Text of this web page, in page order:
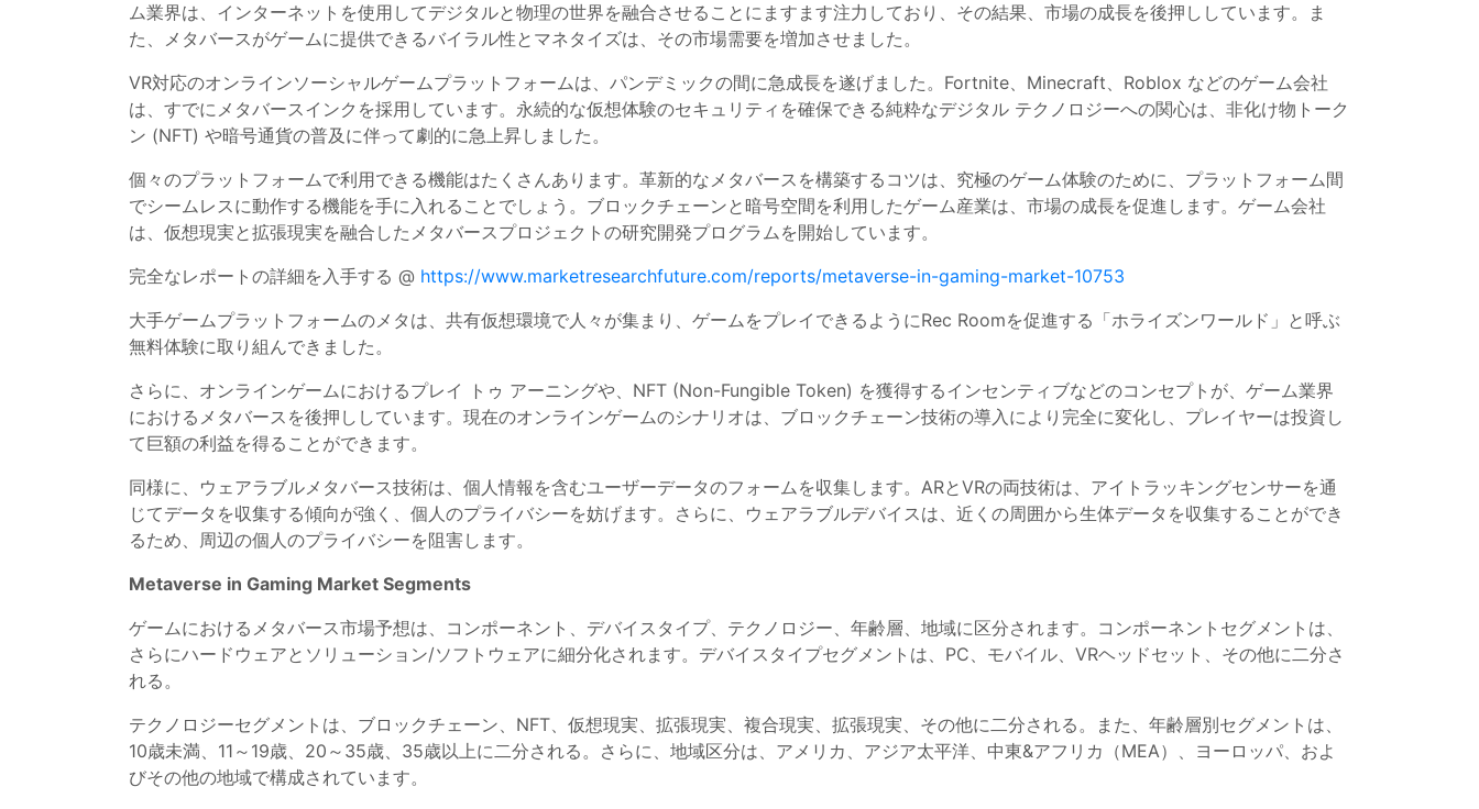
ム業界は、インターネットを使用してデジタルと物理の世界を融合させることにますます注力しており、その結果、市場の成長を後押ししています。ま
た、メタバースがゲームに提供できるバイラル性とマネタイズは、その市場需要を増加させました。
VR対応のオンラインソーシャルゲームプラットフォームは、パンデミックの間に急成長を遂げました。Fortnite、Minecraft、Roblox などのゲーム会社
は、すでにメタバースインクを採用しています。永続的な仮想体験のセキュリティを確保できる純粋なデジタル テクノロジーへの関心は、非化け物トーク
ン (NFT) や暗号通貨の普及に伴って劇的に急上昇しました。
個々のプラットフォームで利用できる機能はたくさんあります。革新的なメタバースを構築するコツは、究極のゲーム体験のために、プラットフォーム間
でシームレスに動作する機能を手に入れることでしょう。ブロックチェーンと暗号空間を利用したゲーム産業は、市場の成長を促進します。ゲーム会社
は、仮想現実と拡張現実を融合したメタバースプロジェクトの研究開発プログラムを開始しています。
完全なレポートの詳細を入手する @ https://www.marketresearchfuture.com/reports/metaverse-in-gaming-market-10753
大手ゲームプラットフォームのメタは、共有仮想環境で人々が集まり、ゲームをプレイできるようにRec Roomを促進する「ホライズンワールド」と呼ぶ
無料体験に取り組んできました。
さらに、オンラインゲームにおけるプレイ トゥ アーニングや、NFT (Non-Fungible Token) を獲得するインセンティブなどのコンセプトが、ゲーム業界
におけるメタバースを後押ししています。現在のオンラインゲームのシナリオは、ブロックチェーン技術の導入により完全に変化し、プレイヤーは投資し
て巨額の利益を得ることができます。
同様に、ウェアラブルメタバース技術は、個人情報を含むユーザーデータのフォームを収集します。ARとVRの両技術は、アイトラッキングセンサーを通
じてデータを収集する傾向が強く、個人のプライバシーを妨げます。さらに、ウェアラブルデバイスは、近くの周囲から生体データを収集することができ
るため、周辺の個人のプライバシーを阻害します。
Metaverse in Gaming Market Segments
ゲームにおけるメタバース市場予想は、コンポーネント、デバイスタイプ、テクノロジー、年齢層、地域に区分されます。コンポーネントセグメントは、
さらにハードウェアとソリューション/ソフトウェアに細分化されます。デバイスタイプセグメントは、PC、モバイル、VRヘッドセット、その他に二分さ
れる。
テクノロジーセグメントは、ブロックチェーン、NFT、仮想現実、拡張現実、複合現実、拡張現実、その他に二分される。また、年齢層別セグメントは、
10歳未満、11～19歳、20～35歳、35歳以上に二分される。さらに、地域区分は、アメリカ、アジア太平洋、中東&アフリカ（MEA）、ヨーロッパ、およ
びその他の地域で構成されています。